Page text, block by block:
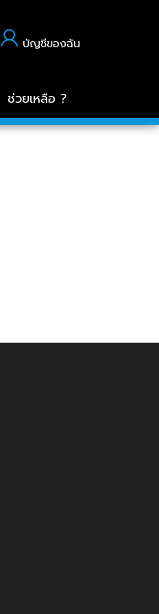
บัญชีของฉัน
ช่วยเหลือ ?